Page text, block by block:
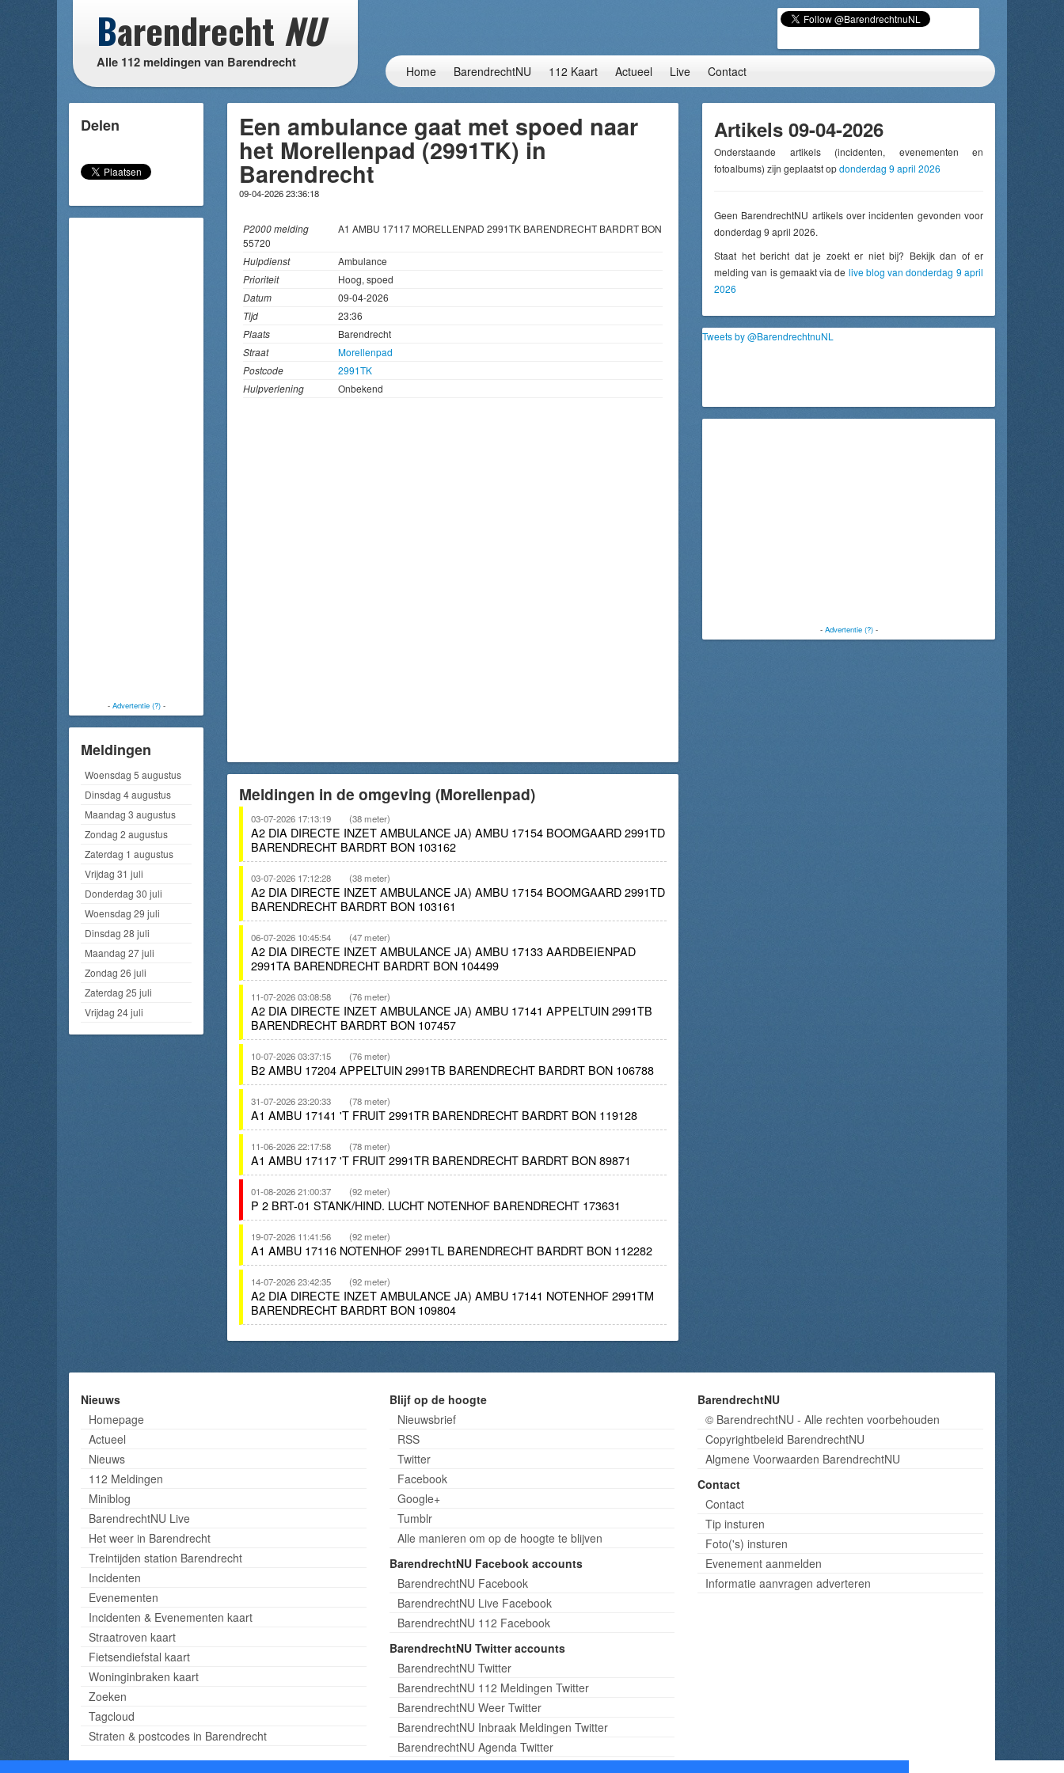
Barendrecht NU
Alle 112 meldingen van Barendrecht
Home BarendrechtNU 112 Kaart Actueel Live Contact
Delen
- Advertentie (?)-
Meldingen
Woensdag 5 augustus
Dinsdag 4 augustus
Maandag 3 augustus
Zondag 2 augustus
Zaterdag 1 augustus
Vrijdag 31 juli
Donderdag 30 juli
Woensdag 29 juli
Dinsdag 28 juli
Maandag 27 juli
Zondag 26 juli
Zaterdag 25 juli
Vrijdag 24 juli
Een ambulance gaat met spoed naar
het Morellenpad (2991TK) in
Barendrecht
09-04-2026 23:36:18
P2000 melding
A1 AMBU 17117 MORELLENPAD 2991TK BARENDRECHT BARDRT BON
55720
Hulpdienst
Ambulance
Prioriteit
Hoog, spoed
Datum
09-04-2026
Tijd
23:36
Plaats
Barendrecht
Straat
Morellenpad
Postcode
2991TK
Hulpverlening
Onbekend
Meldingen in de omgeving (Morellenpad)
03-07-2026 17:13:19 (38 meter)
A2 DIA DIRECTE INZET AMBULANCE JA) AMBU 17154 BOOMGAARD 2991TD
BARENDRECHT BARDRT BON 103162
03-07-2026 17:12:28 (38 meter)
A2 DIA DIRECTE INZET AMBULANCE JA) AMBU 17154 BOOMGAARD 2991TD
BARENDRECHT BARDRT BON 103161
06-07-2026 10:45:54 (47 meter)
A2 DIA DIRECTE INZET AMBULANCE JA) AMBU 17133 AARDBEIENPAD
2991TA BARENDRECHT BARDRT BON 104499
11-07-2026 03:08:58 (76 meter)
A2 DIA DIRECTE INZET AMBULANCE JA) AMBU 17141 APPELTUIN 2991TB
BARENDRECHT BARDRT BON 107457
10-07-2026 03:37:15 (76 meter)
B2 AMBU 17204 APPELTUIN 2991TB BARENDRECHT BARDRT BON 106788
31-07-2026 23:20:33 (78 meter)
A1 AMBU 17141 'T FRUIT 2991TR BARENDRECHT BARDRT BON 119128
11-06-2026 22:17:58 (78 meter)
A1 AMBU 17117 'T FRUIT 2991TR BARENDRECHT BARDRT BON 89871
01-08-2026 21:00:37 (92 meter)
P 2 BRT-01 STANK/HIND. LUCHT NOTENHOF BARENDRECHT 173631
19-07-2026 11:41:56 (92 meter)
A1 AMBU 17116 NOTENHOF 2991TL BARENDRECHT BARDRT BON 112282
14-07-2026 23:42:35 (92 meter)
A2 DIA DIRECTE INZET AMBULANCE JA) AMBU 17141 NOTENHOF 2991TM
BARENDRECHT BARDRT BON 109804
Artikels 09-04-2026
Onderstaande artikels (incidenten, evenementen en
fotoalbums) zijn geplaatst opdonderdag 9 april 2026
Geen BarendrechtNU artikels over incidenten gevonden voor
donderdag 9 april 2026.
Staat het bericht dat je zoekt er niet bij? Bekijk dan of er
melding van is gemaakt via de live blog van donderdag 9 april
2026
Tweets by @BarendrechtnuNL
- Advertentie (?)-
Nieuws
Homepage
Actueel
Nieuws
112 Meldingen
Miniblog
BarendrechtNU Live
Het weer in Barendrecht
Treintijden station Barendrecht
Incidenten
Evenementen
Incidenten & Evenementen kaart
Straatroven kaart
Fietsendiefstal kaart
Woninginbraken kaart
Zoeken
Tagcloud
Straten & postcodes in Barendrecht
Blijf op de hoogte
Nieuwsbrief
RSS
Twitter
Facebook
Google+
Tumblr
Alle manieren om op de hoogte te blijven
BarendrechtNU Facebook accounts
BarendrechtNU Facebook
BarendrechtNU Live Facebook
BarendrechtNU 112 Facebook
BarendrechtNU Twitter accounts
BarendrechtNU Twitter
BarendrechtNU 112 Meldingen Twitter
BarendrechtNU Weer Twitter
BarendrechtNU Inbraak Meldingen Twitter
BarendrechtNU Agenda Twitter
BarendrechtNU
© BarendrechtNU - Alle rechten voorbehouden
Copyrightbeleid BarendrechtNU
Algmene Voorwaarden BarendrechtNU
Contact
Contact
Tip insturen
Foto('s) insturen
Evenement aanmelden
Informatie aanvragen adverteren